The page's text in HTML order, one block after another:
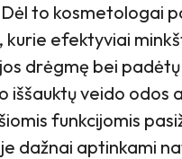
Dėl to kosmetologai
kurie efektyviai
drėgmę bei
iššauktų veido odos
funkcijomis
dažnai aptinkami